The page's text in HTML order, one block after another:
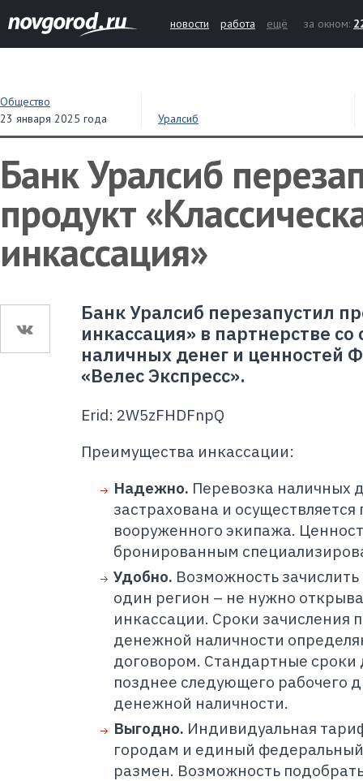
новости работа ещё за окном:
Общество
23 января 2025 года
Уралсиб
Банк Уралсиб
продукт
инкассация»
Банк Уралсиб перезапустил
инкассация» в партнерстве
наличных денег и ценностей
«Велес Экспресс».
Erid: 2W5zFHDFnpQ
Преимущества инкассации:
Надежно. Перевозка наличных
застрахована и
вооруженного экипажа.
бронированным
Удобно. Возможность
один регион – не нужно
инкассации. Сроки зачисления
денежной наличности
договором. Стандартные сроки
позднее следующего рабочего
денежной наличности.
Выгодно. Индивидуальная
городам и единый
размен. Возможность